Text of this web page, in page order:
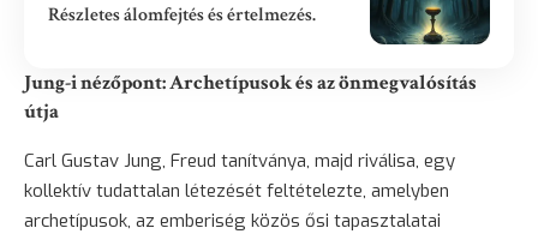
Részletes álomfejtés és értelmezés.
Jung-i nézőpont: Archetípusok és az önmegvalósítás
útja
Carl Gustav Jung, Freud tanítványa, majd riválisa, egy
kollektív tudattalan létezését feltételezte, amelyben
archetípusok, az emberiség közös ősi tapasztalatai